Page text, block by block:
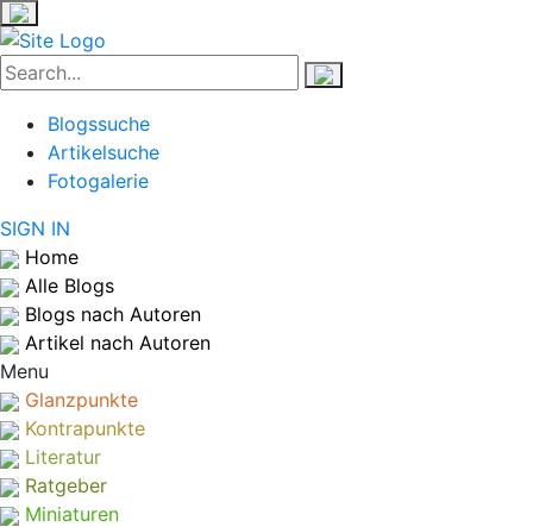
Blogssuche
Artikelsuche
Fotogalerie
SIGN IN
Home
Alle Blogs
Blogs nach Autoren
Artikel nach Autoren
Menu
Glanzpunkte
Kontrapunkte
Literatur
Ratgeber
Miniaturen